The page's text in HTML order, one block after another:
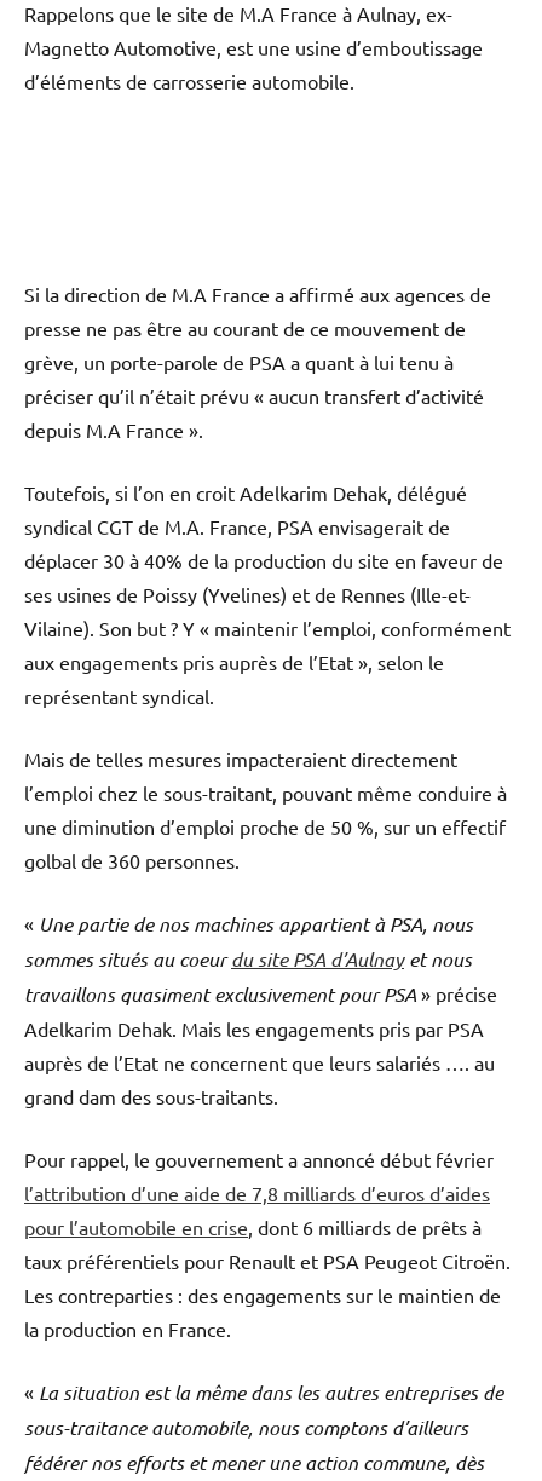
Rappelons que le site de M.A France à Aulnay, ex-
Magnetto Automotive, est une usine d’emboutissage
d’éléments de carrosserie automobile.
Si la direction de M.A France a affirmé aux agences de
presse ne pas être au courant de ce mouvement de
grève, un porte-parole de PSA a quant à lui tenu à
préciser qu’il n’était prévu « aucun transfert d’activité
depuis M.A France ».
Toutefois, si l’on en croit Adelkarim Dehak, délégué
syndical CGT de M.A. France, PSA envisagerait de
déplacer 30 à 40% de la production du site en faveur de
ses usines de Poissy (Yvelines) et de Rennes (Ille-et-
Vilaine). Son but ? Y « maintenir l’emploi, conformément
aux engagements pris auprès de l’Etat », selon le
représentant syndical.
Mais de telles mesures impacteraient directement
l’emploi chez le sous-traitant, pouvant même conduire à
une diminution d’emploi proche de 50 %, sur un effectif
golbal de 360 personnes.
« Une partie de nos machines appartient à PSA, nous
sommes situés au coeurdu site PSA d’Aulnayet nous
travaillons quasiment exclusivement pour PSA » précise
Adelkarim Dehak. Mais les engagements pris par PSA
auprès de l’Etat ne concernent que leurs salariés …. au
grand dam des sous-traitants.
Pour rappel, le gouvernement a annoncé début février
l’attribution d’une aide de 7,8 milliards d’euros d’aides
pour l’automobile en crise, dont 6 milliards de prêts à
taux préférentiels pour Renault et PSA Peugeot Citroën.
Les contreparties : des engagements sur le maintien de
la production en France.
« La situation est la même dans les autres entreprises de
sous-traitance automobile, nous comptons d’ailleurs
fédérer nos efforts et mener une action commune, dès